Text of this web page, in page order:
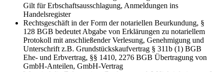
Gilt für Erbschaftsausschlagung, Anmeldungen ins
Handelsregister
Rechtsgeschäft in der Form der notariellen Beurkundung, §
128 BGB bedeutet Abgabe von Erklärungen zu notariellem
Protokoll mit anschließender Verlesung, Genehmigung und
Unterschrift z.B. Grundstückskaufvertrag § 311b (1) BGB
Ehe- und Erbvertrag, §§ 1410, 2276 BGB Übertragung von
GmbH-Anteilen, GmbH-Vertrag